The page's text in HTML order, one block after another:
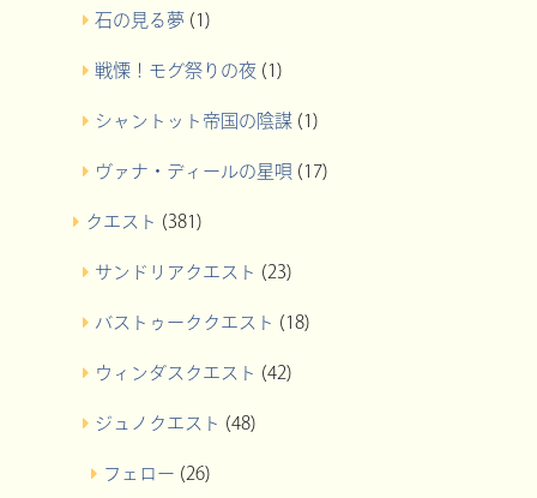
石の見る夢 (1)
戦慄！モグ祭りの夜(1)
シャントット帝国の陰謀(1)
ヴァナ・ディールの星唄 (17)
クエスト (381)
サンドリアクエスト (23)
バストゥーククエスト (18)
ウィンダスクエスト (42)
ジュノクエスト (48)
フェロー (26)